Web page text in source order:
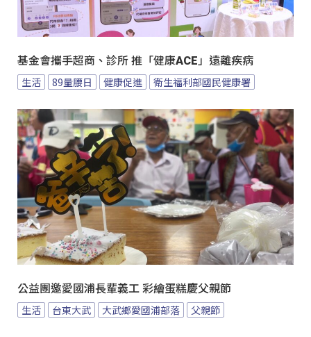
基金會攜手超商、診所 推「健康ACE」遠離疾病
生活 89量腰日 健康促進 衛生福利部國民健康署
公益團邀愛國浦長輩義工 彩繪蛋糕慶父親節
生活 台東大武 大武鄉愛國浦部落 父親節